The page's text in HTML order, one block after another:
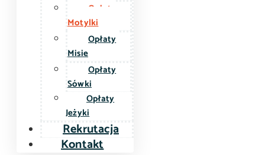
Opłaty
Motylki
Opłaty
Misie
Opłaty
Sówki
Opłaty
Jeżyki
Rekrutacja
Kontakt